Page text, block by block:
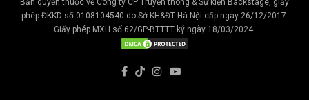
Bản quyền thuộc về Công ty CP Truyền thông & Sự kiện Backstage, giấy
phép ĐKKD số 0108104540 do Sở KH&ĐT Hà Nội cấp ngày 26/12/2017.
Giấy phép MXH số 62/GP-BTTTT ký ngày 18/03/2024.